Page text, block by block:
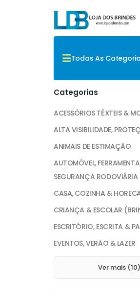
Todas As
Categorias
ACESSÓRIOS TÊXTEIS &
ALTA VISIBILIDADE,
ANIMAIS DE ESTIMAÇÃO
AUTOMÓVEL,
SEGURANÇA RODOVIÁRIA
CASA, COZINHA &
CRIANÇA & ESCOLAR
ESCRITÓRIO, ESCRITA &
EVENTOS, VERÃO & LAZER
Ver mais (10)